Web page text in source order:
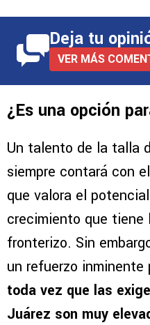
Deja tu
VER MÁS
¿Es una opción
Un talento de la talla
siempre contará con
que valora el
crecimiento que tiene
fronterizo. Sin
un refuerzo inminente
toda vez que las
Juárez son muy